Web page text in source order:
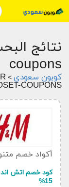
coupons
كوبون سعودي >
COUPONS'
كود خصم اتش
15%